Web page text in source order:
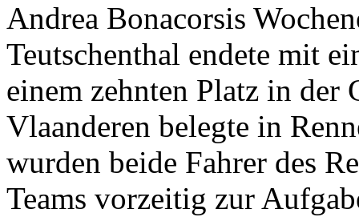
Andrea Bonacorsis
Teutschenthal endete mit
einem zehnten Platz in der
Vlaanderen belegte in
wurden beide Fahrer des
Teams vorzeitig zur